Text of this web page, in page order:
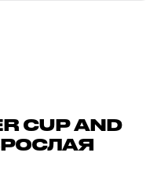
CUP AND